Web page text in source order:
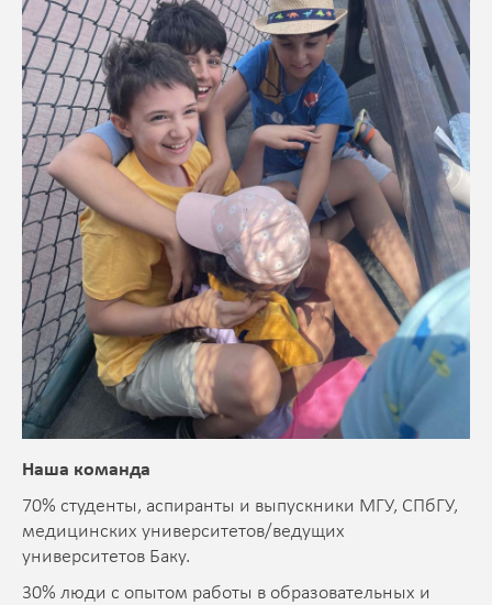
Наша команда
70% студенты, аспиранты и выпускники МГУ, СПбГУ,
медицинских университетов/ведущих
университетов Баку.
30% люди с опытом работы в образовательных и